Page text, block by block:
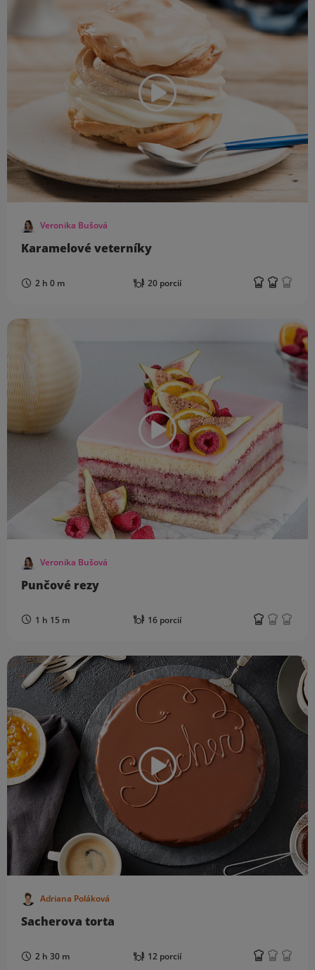
Veronika Bušová
Karamelové veterníky
2 h 0 m 20 porcií
Veronika Bušová
Punčové rezy
1 h 15 m 16 porcií
Adriana Poláková
Sacherova torta
2 h 30 m 12 porcií